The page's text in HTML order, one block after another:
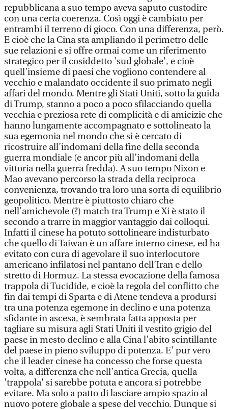
repubblicana a suo tempo aveva saputo custodire
con una certa coerenza. Così oggi è cambiato per
entrambi il terreno di gioco. Con una differenza, però.
E cioè che la Cina sta ampliando il perimetro delle
sue relazioni e si offre ormai come un riferimento
strategico per il cosiddetto 'sud globale', e cioè
quell’insieme di paesi che vogliono contendere al
vecchio e malandato occidente il suo primato negli
affari del mondo. Mentre gli Stati Uniti, sotto la guida
di Trump, stanno a poco a poco sfilacciando quella
vecchia e preziosa rete di complicità e di amicizie che
hanno lungamente accompagnato e sottolineato la
sua egemonia nel mondo che si è cercato di
ricostruire all’indomani della fine della seconda
guerra mondiale (e ancor più all’indomani della
vittoria nella guerra fredda). A suo tempo Nixon e
Mao avevano percorso la strada della reciproca
convenienza, trovando tra loro una sorta di equilibrio
geopolitico. Mentre è piuttosto chiaro che
nell’amichevole (?) match tra Trump e Xi è stato il
secondo a trarre in maggior vantaggio dai colloqui.
Infatti il cinese ha potuto sottolineare indisturbato
che quello di Taiwan è un affare interno cinese, ed ha
evitato con cura di agevolare il suo interlocutore
americano infilatosi nel pantano dell’Iran e dello
stretto di Hormuz. La stessa evocazione della famosa
trappola di Tucidide, e cioè la regola del conflitto che
fin dai tempi di Sparta e di Atene tendeva a prodursi
tra una potenza egemone in declino e una potenza
sfidante in ascesa, è sembrata fatta apposta per
tagliare su misura agli Stati Uniti il vestito grigio del
paese in mesto declino e alla Cina l’abito scintillante
del paese in pieno sviluppo di potenza. E' pur vero
che il leader cinese ha concesso che forse questa
volta, a differenza che nell’antica Grecia, quella
'trappola' si sarebbe potuta e ancora si potrebbe
evitare. Ma solo a patto di lasciare ampio spazio al
nuovo potere globale a spese del vecchio. Dunque si